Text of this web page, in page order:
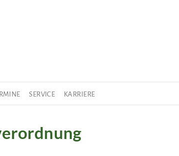
SERVICE KARRIERE